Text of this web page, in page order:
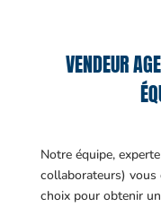
VENDEUR
Notre équipe,
collaborateurs) vous
choix pour obtenir